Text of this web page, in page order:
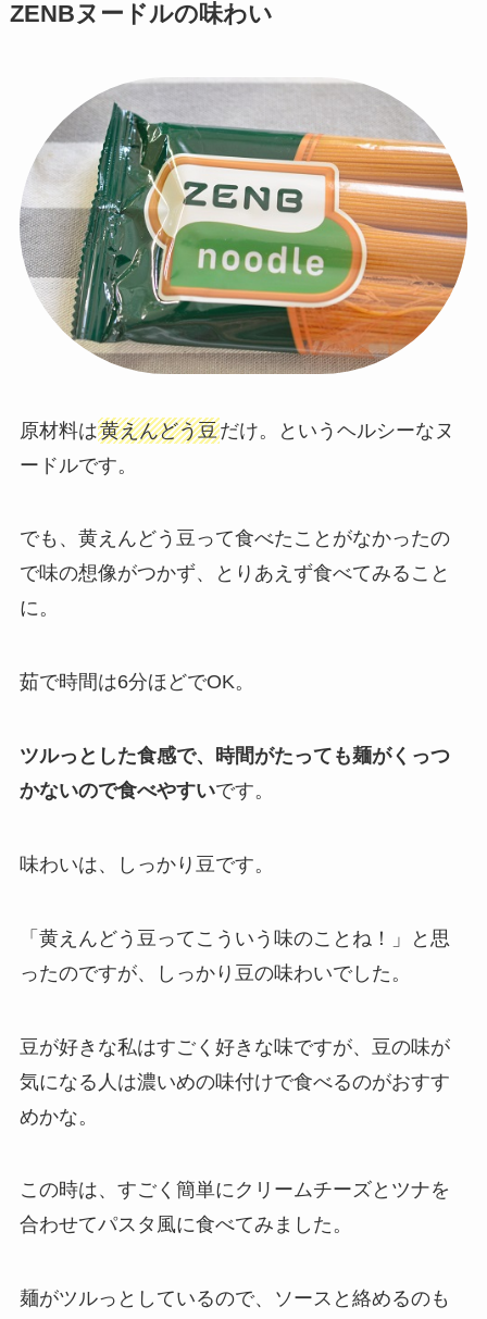
ZENBヌードルの味わい
原材料は黄えんどう豆だけ。というヘルシーなヌ
ードルです。
でも、黄えんどう豆って食べたことがなかったの
で味の想像がつかず、とりあえず食べてみること
に。
茹で時間は6分ほどでOK。
ツルっとした食感で、時間がたっても麺がくっつ
かないので食べやすいです。
味わいは、しっかり豆です。
「黄えんどう豆ってこういう味のことね！」と思
ったのですが、しっかり豆の味わいでした。
豆が好きな私はすごく好きな味ですが、豆の味が
気になる人は濃いめの味付けで食べるのがおすす
めかな。
この時は、すごく簡単にクリームチーズとツナを
合わせてパスタ風に食べてみました。
麺がツルっとしているので、ソースと絡めるのも